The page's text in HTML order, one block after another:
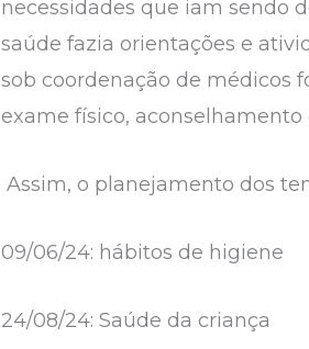
necessidades que iam sendo
saúde fazia orientações e
sob coordenação de médicos
exame físico,
Assim, o planejamento dos
09/06/24: hábitos de higiene
24/08/24: Saúde da criança